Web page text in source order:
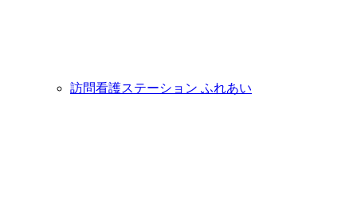
訪問看護ステーション ふれあい